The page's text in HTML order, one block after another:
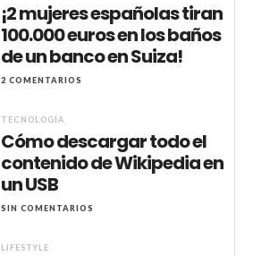
¡2 mujeres españolas tiran
100.000 euros en los baños
de un banco en Suiza!
2 COMENTARIOS
TECNOLOGÍA
Cómo descargar todo el
contenido de Wikipedia en
un USB
SIN COMENTARIOS
LIFESTYLE